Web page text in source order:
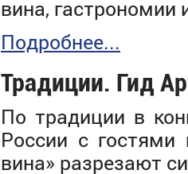
вина,
Подробнее...
Традиции. Гид
По традиции в
России с
вина» разрезают